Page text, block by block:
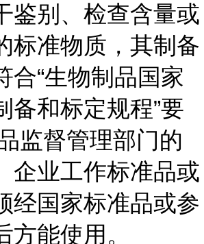
鉴别、检查含量或
标准物质，其制备
合“生物制品国家
备和标定规程”要
监督管理部门的
企业工作标准品或
经国家标准品或参
方能使用。